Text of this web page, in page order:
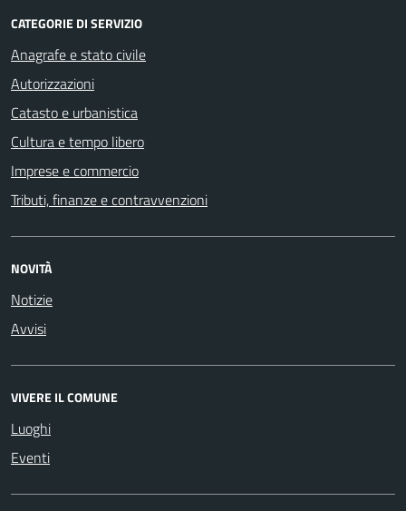
CATEGORIE DI SERVIZIO
Anagrafe e stato civile
Autorizzazioni
Catasto e urbanistica
Cultura e tempo libero
Imprese e commercio
Tributi, finanze e contravvenzioni
NOVITÀ
Notizie
Avvisi
VIVERE IL COMUNE
Luoghi
Eventi